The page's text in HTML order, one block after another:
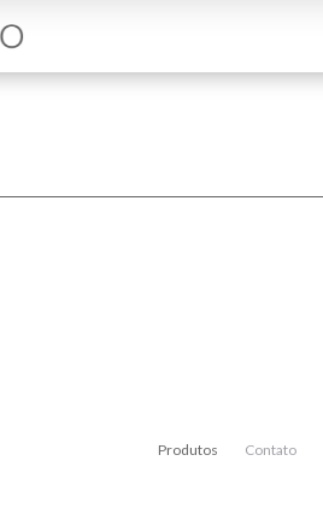
Produtos Contato